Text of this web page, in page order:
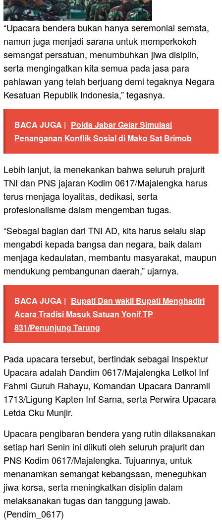
“Upacara bendera bukan hanya seremonial semata,
namun juga menjadi sarana untuk memperkokoh
semangat persatuan, menumbuhkan jiwa disiplin,
serta mengingatkan kita semua pada jasa para
pahlawan yang telah berjuang demi tegaknya Negara
Kesatuan Republik Indonesia,” tegasnya.
BACA JUGA | Polda Jabar Gelar Simulasi
Penanganan Konflik Sosial di Mako Sat Brimob
Lebih lanjut, ia menekankan bahwa seluruh prajurit
TNI dan PNS jajaran Kodim 0617/Majalengka harus
terus menjaga loyalitas, dedikasi, serta
profesionalisme dalam mengemban tugas.
“Sebagai bagian dari TNI AD, kita harus selalu siap
mengabdi kepada bangsa dan negara, baik dalam
menjaga kedaulatan, membantu masyarakat, maupun
mendukung pembangunan daerah,” ujarnya.
BACA JUGA | Bupati Dan wakil Bupati Menghadiri
Acara Tradisi Masuk Satuan Yonif TP
831/Penunjung Tarung
Pada upacara tersebut, bertindak sebagai Inspektur
Upacara adalah Dandim 0617/Majalengka Letkol Inf
Fahmi Guruh Rahayu, Komandan Upacara Danramil
1713/Ligung Kapten Inf Sarna, serta Perwira Upacara
Letda Cku Munjir.
Upacara pengibaran bendera yang rutin dilaksanakan
setiap hari Senin ini diikuti oleh seluruh prajurit dan
PNS Kodim 0617/Majalengka. Tujuannya, untuk
menanamkan semangat kebangsaan, meneguhkan
jiwa korsa, serta meningkatkan disiplin dalam
melaksanakan tugas dan tanggung jawab.
(Pendim_0617)